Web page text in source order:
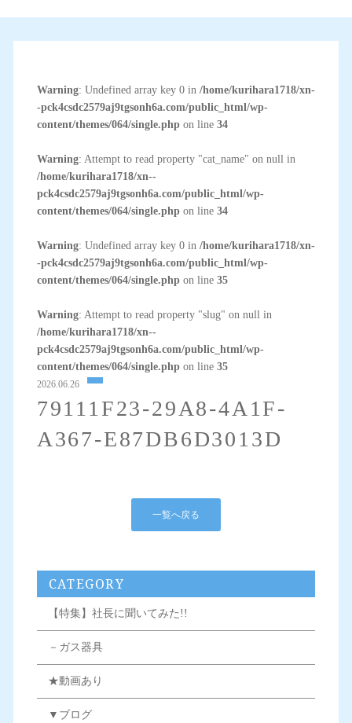
Warning: Undefined array key 0 in /home/kurihara1718/xn-
-pck4csdc2579aj9tgsonh6a.com/public_html/wp-
content/themes/064/single.phpon line 34
Warning: Attempt to read property "cat_name" on null in
/home/kurihara1718/xn--
pck4csdc2579aj9tgsonh6a.com/public_html/wp-
content/themes/064/single.phpon line 34
Warning: Undefined array key 0 in /home/kurihara1718/xn-
-pck4csdc2579aj9tgsonh6a.com/public_html/wp-
content/themes/064/single.phpon line 35
Warning: Attempt to read property "slug" on null in
/home/kurihara1718/xn--
pck4csdc2579aj9tgsonh6a.com/public_html/wp-
content/themes/064/single.phpon line 35
2026.06.26
79111F23-29A8-4A1F-
A367-E87DB6D3013D
一覧へ戻る
CATEGORY
【特集】社長に聞いてみた!!
－ガス器具
★動画あり
▼ブログ